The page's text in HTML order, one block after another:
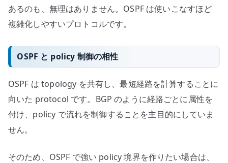
あるのも、無理はありません。OSPF は使いこなすほど
複雑化しやすいプロトコルです。
OSPF と policy 制御の相性
OSPF は topology を共有し、最短経路を計算することに
向いた protocol です。BGP のように経路ごとに属性を
付け、policy で流れを制御することを主目的にしていま
せん。
そのため、OSPF で強い policy 境界を作りたい場合は、